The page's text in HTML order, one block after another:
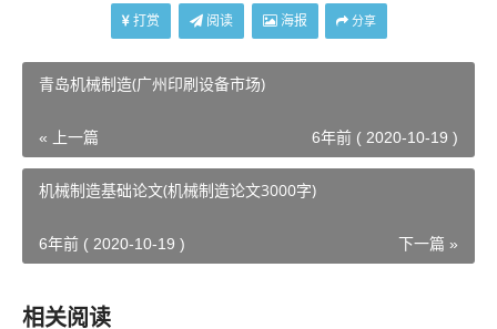
打赏 阅读 海报 分享
青岛机械制造(广州印刷设备市场)
« 上一篇 6年前 ( 2020-10-19 )
机械制造基础论文(机械制造论文3000字)
下一篇 »
6年前 ( 2020-10-19 )
相关阅读